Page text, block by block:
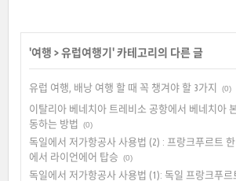
'여행 >유럽여행기 ' 카테고리의 다른 글
유럽 여행, 배낭 여행 할 때 꼭 챙겨야 할 3가지 (0)
이탈리아 베네치아 트레비소 공항에서 베네치아
동하는 방법
(0)
독일에서 저가항공사 사용법 (2) : 프랑크푸르트
에서 라이언에어 탑승
(0)
독일에서 저가항공사 사용법 (1): 독일 프랑크푸르